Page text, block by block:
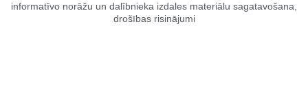
informatīvo norāžu un dalībnieka izdales materiālu sagatavošana,
drošības risinājumi